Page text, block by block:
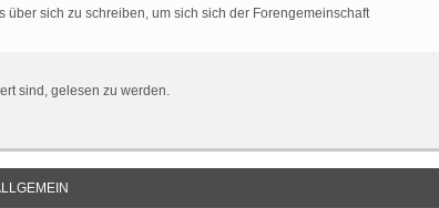
sich zu schreiben, um sich sich der Forengemeinschaft
sind, gelesen zu werden.